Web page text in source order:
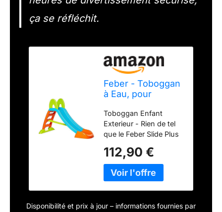
ça se réfléchit.
Feber - Toboggan
à Eau, pour
de 3 à 10 Ans,
Bleu (Famosa
800009001)
Toboggan Enfant
Exterieur - Rien de tel
que le Feber Slide Plus
de jeu dans le jardin Un
peu chaud ? Il suffit de
brancher le tuyau
rafraîchir tout en
112,90 €
Disponibilité et prix à jour – informations fournies par